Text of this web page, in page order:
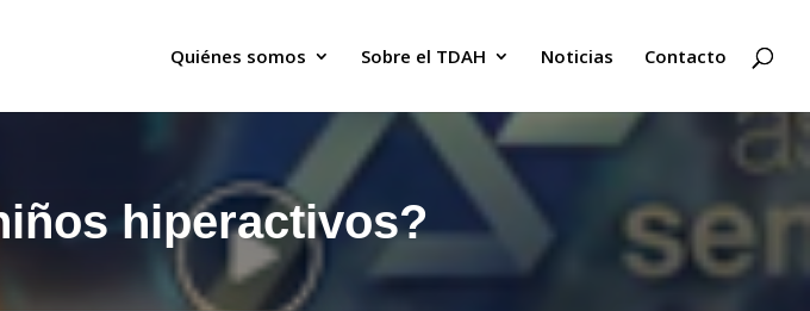
Quiénes somos Sobre el TDAH Noticias Contacto
hiperactivos?